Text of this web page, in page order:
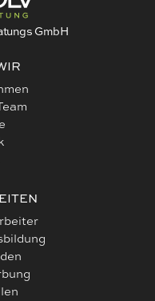
GmbH